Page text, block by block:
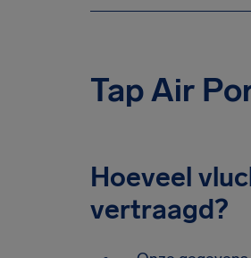
Tap Air
Hoeveel
vertraagd?